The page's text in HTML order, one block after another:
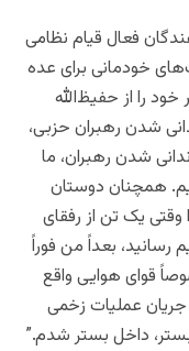
فعال قیام نظامی
۷ ثور ۱۳۵۷ در صحبت‌های خودمانی برای عده
را از حفیظ‌الله
شدن رهبران حزبی،
شدن رهبران، ما
همچنان دوستان
وقتی یک تن از رفقای
رسانید، بعداً من فوراً
قوای هوایی واقع
عملیات زخمی
داخل بستر شدم.”